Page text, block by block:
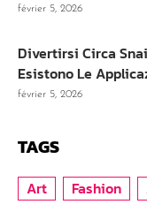
février 5, 2026
Divertirsi Circa
Esistono Le
février 5, 2026
TAGS
Art Fashion